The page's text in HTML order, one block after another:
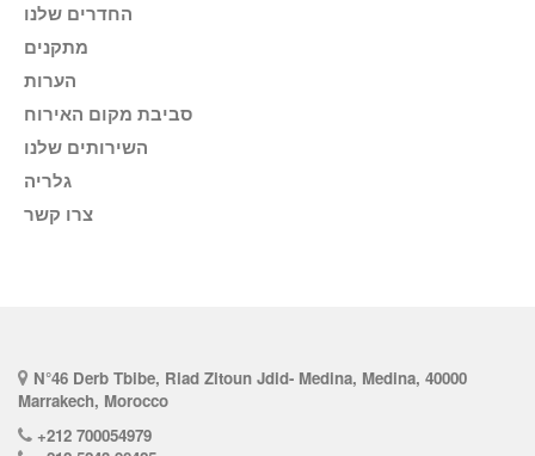
החדרים שלנו
מתקנים
הערות
סביבת מקום האירוח
השירותים שלנו
גלריה
צרו קשר
N°46 Derb Tbibe, Riad Zitoun Jdid- Medina, Medina, 40000
Marrakech, Morocco
+212 700054979